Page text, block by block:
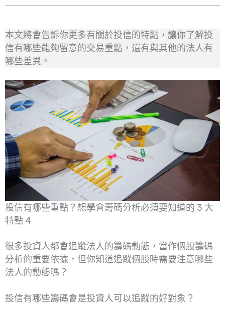
本文將會告訴你更多有關於投信的特點，讓你了解投
信有哪些能夠留意的交易重點，還有與其他的法人有
哪些差異。
投信有哪些重點？想學會籌碼分析必須要知道的 3 大
特點 4
很多投資人都會追蹤法人的籌碼動態，當作個股籌碼
分析的重要依據，但你知道追蹤個股時需要注意哪些
法人的動態嗎？
投信有哪些籌碼會是投資人可以追蹤的好對象？